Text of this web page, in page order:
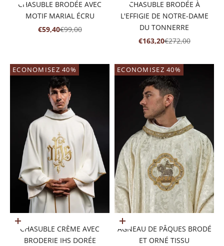
CHASUBLE BRODÉE AVEC
MOTIF MARIAL ÉCRU
PRIX DE VENTE
€59,40PRIX NORMAL
€99,00
CHASUBLE BRODÉE À
L'EFFIGIE DE NOTRE-DAME
DU TONNERRE
PRIX DE VENTE
€163,20PRIX NORMAL
€272,00
ECONOMISEZ 40%
Ajouter au panier
CHASUBLE CRÈME AVEC
BRODERIE IHS DORÉE
ECONOMISEZ 40%
Ajouter au panier
AGNEAU DE PÂQUES BRODÉ
ET ORNÉ TISSU